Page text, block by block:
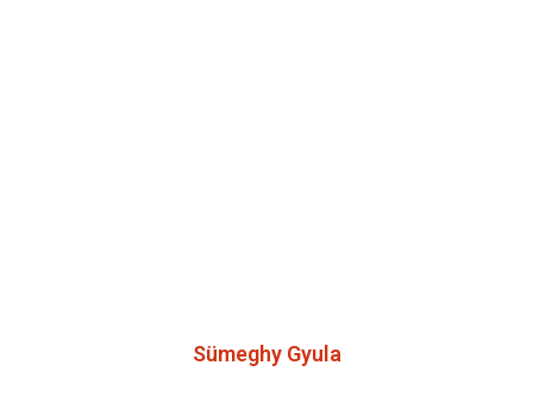
Sümeghy Gyula